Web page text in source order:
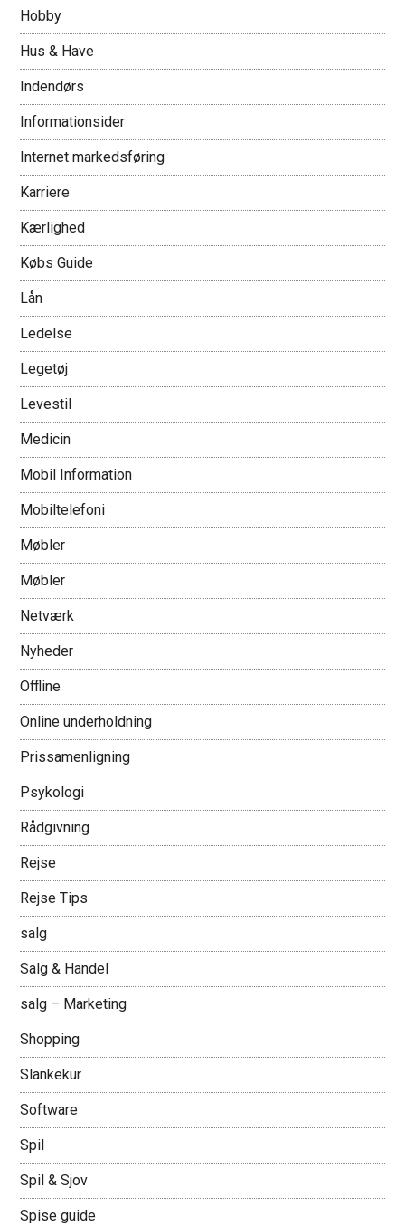
Hobby
Hus & Have
Indendørs
Informationsider
Internet markedsføring
Karriere
Kærlighed
Købs Guide
Lån
Ledelse
Legetøj
Levestil
Medicin
Mobil Information
Mobiltelefoni
Møbler
Møbler
Netværk
Nyheder
Offline
Online underholdning
Prissamenligning
Psykologi
Rådgivning
Rejse
Rejse Tips
salg
Salg & Handel
salg – Marketing
Shopping
Slankekur
Software
Spil
Spil & Sjov
Spise guide